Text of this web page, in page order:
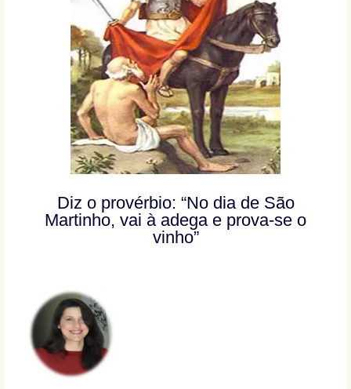
Diz o provérbio: “No dia de São
Martinho, vai à adega e prova-se o
vinho”